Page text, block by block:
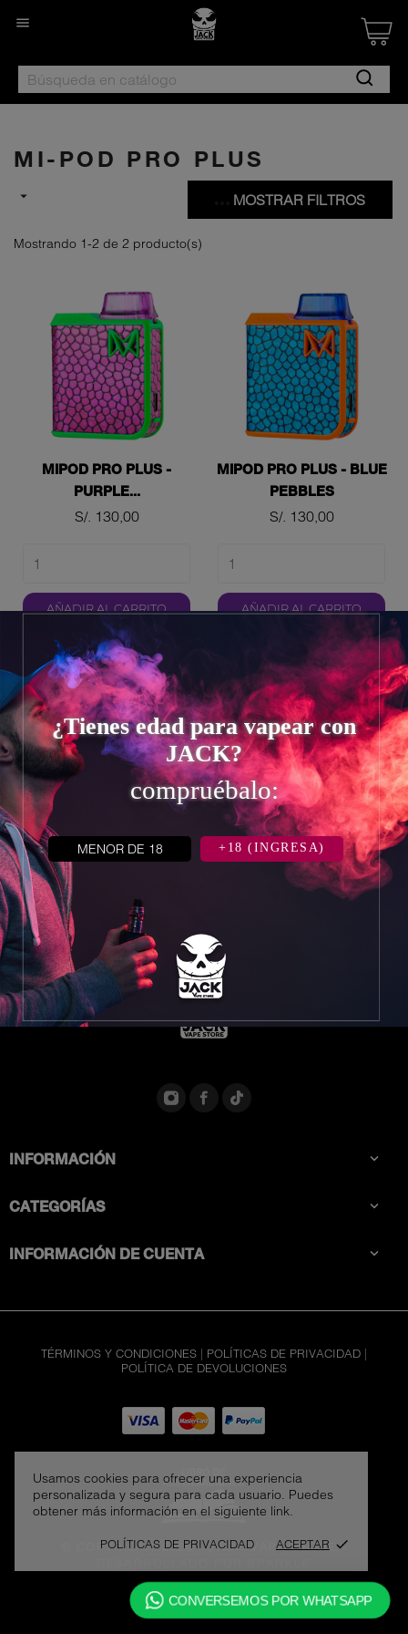
¿Tienes edad para vapear con
JACK?
compruébalo:
MENOR DE 18 +18 (INGRESA)
Usamos cookies para ofrecer una experiencia
personalizada y segura para cada usuario. Puedes
obtener más información en el siguiente link.
POLÍTICAS DE PRIVACIDAD ACEPTAR done

Created by
from the Noun
MI-POD PRO PLUS
 MOSTRAR FILTROS
Mostrando 1-2 de 2 producto(s)
MIPOD PRO PLUS -
PURPLE...
Precio
S/. 130,00
AÑADIR AL CARRITO
MIPOD PRO PLUS - BLUE
PEBBLES
Precio
S/. 130,00
AÑADIR AL CARRITO
Mostrando 1-2 de 2 producto(s)
 
INFORMACIÓN 
CATEGORÍAS 
INFORMACIÓN DE CUENTA 
CONVERSEMOS POR WHATSAPP
TÉRMINOS Y CONDICIONES | POLÍTICAS DE PRIVACIDAD |
POLÍTICA DE DEVOLUCIONES
© COPYRIGHT 2026 - JACK VAPE STORE-